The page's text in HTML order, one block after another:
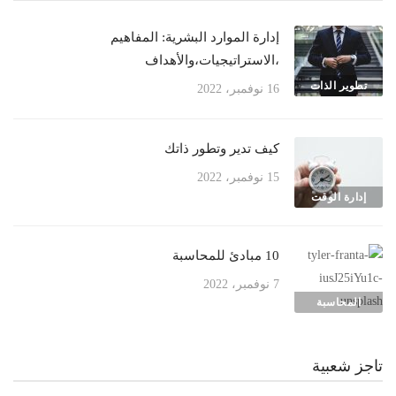
تطوير الذات
إدارة الموارد البشرية: المفاهيم
،الاستراتيجيات،والأهداف
16 نوفمبر، 2022
إدارة الوقت
كيف تدير وتطور ذاتك
15 نوفمبر، 2022
المحاسبة
10 مبادئ للمحاسبة
7 نوفمبر، 2022
تاجز شعبية